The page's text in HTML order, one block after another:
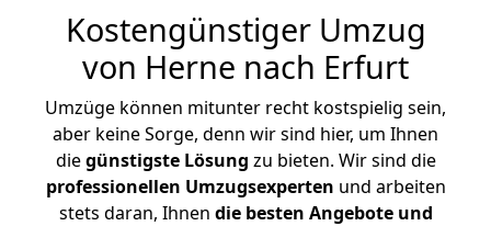
Kostengünstiger Umzug
von Herne nach Erfurt
Umzüge können mitunter recht kostspielig sein,
aber keine Sorge, denn wir sind hier, um Ihnen
diegünstigste Lösung zu bieten. Wir sind die
professionellen Umzugsexperten und arbeiten
stets daran, Ihnen die besten Angebote und